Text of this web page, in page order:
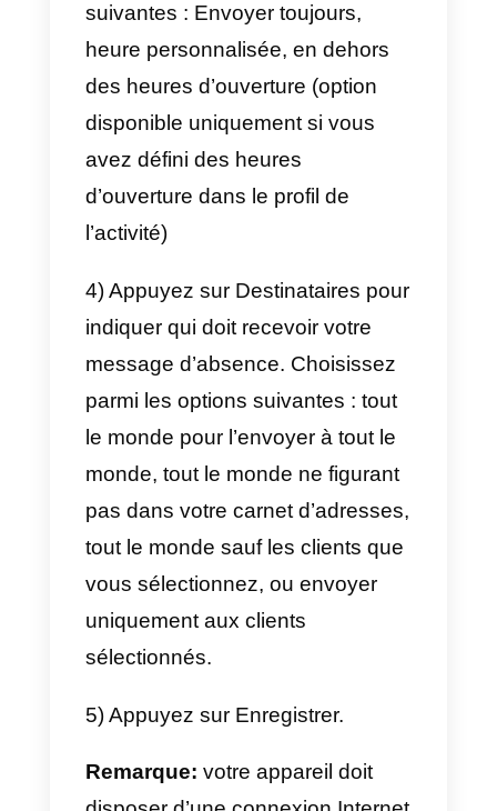
message de bienvenue
consiste en un message initial
est envoyé à l’utilisateur dès qu’il
entre en communication avec
l’entreprise. Elle peut être activée
Business comme suit:
1) Appuyez sur Plus d’options >
Outils professionnels -> Message
de bienvenue.
2) Activez l’option Envoyer un
message de bienvenue.
3) Appuyez sur Message de
appuyez sur OK.